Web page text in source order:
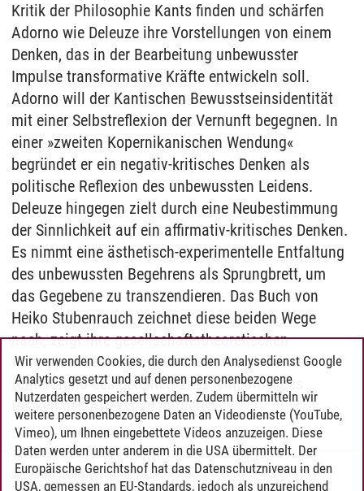
Kritik der Philosophie Kants finden und schärfen
Adorno wie Deleuze ihre Vorstellungen von einem
Denken, das in der Bearbeitung unbewusster
Impulse transformative Kräfte entwickeln soll.
Adorno will der Kantischen Bewusstseinsidentität
mit einer Selbstreflexion der Vernunft begegnen. In
einer »zweiten Kopernikanischen Wendung«
begründet er ein negativ-kritisches Denken als
politische Reflexion des unbewussten Leidens.
Deleuze hingegen zielt durch eine Neubestimmung
der Sinnlichkeit auf ein affirmativ-kritisches Denken.
Es nimmt eine ästhetisch-experimentelle Entfaltung
des unbewussten Begehrens als Sprungbrett, um
das Gegebene zu transzendieren. Das Buch von
Heiko Stubenrauch zeichnet diese beiden Wege
nach, zeigt ihre gesellschaftstheoretischen
Konsequenzen auf und konfrontiert sie vor dem
Hintergrund des geteilten Ziels, ein kritisches
Denken des Affekts zu initiieren.
Reinhild Böckmann/01.02.2023
Wir verwenden Cookies, die durch den Analysedienst Google
Analytics gesetzt und auf denen personenbezogene
Nutzerdaten gespeichert werden. Zudem übermitteln wir
weitere personenbezogene Daten an Videodienste (YouTube,
Vimeo), um Ihnen eingebettete Videos anzuzeigen. Diese
Daten werden unter anderem in die USA übermittelt. Der
Europäische Gerichtshof hat das Datenschutzniveau in den
USA, gemessen an EU-Standards, jedoch als unzureichend